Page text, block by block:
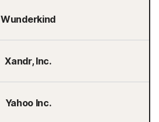
Wunderkind
Xandr, Inc.
Yahoo Inc.